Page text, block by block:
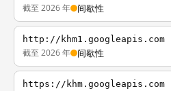
截至 2026 年 间歇性
http://khm1.googleapis.com
截至 2026 年 间歇性
https://khm.googleapis.com